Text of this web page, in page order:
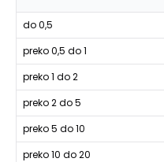
do 0,5
preko 0,5 do 1
preko 1 do 2
preko 2 do 5
preko 5 do 10
preko 10 do 20